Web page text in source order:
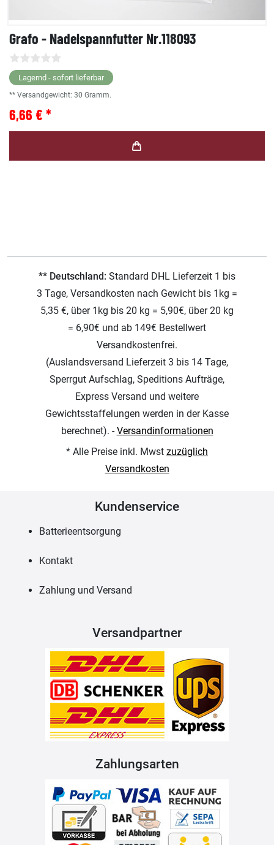
Grafo - Nadelspannfutter Nr.118093
Lagernd - sofort lieferbar
** Versandgewicht: 30 Gramm.
6,66 € *
** Deutschland: Standard DHL Lieferzeit 1 bis
3 Tage, Versandkosten nach Gewicht bis 1kg =
5,35 €, über 1kg bis 20 kg = 5,90€, über 20 kg
= 6,90€ und ab 149€ Bestellwert
Versandkostenfrei.
(Auslandsversand Lieferzeit 3 bis 14 Tage,
Sperrgut Aufschlag, Speditions Aufträge,
Express Versand und weitere
Gewichtsstaffelungen werden in der Kasse
berechnet). -Versandinformationen
* Alle Preise inkl. Mwst zuzüglich
Versandkosten
Kundenservice
Batterieentsorgung
Kontakt
Zahlung und Versand
Versandpartner
Zahlungsarten